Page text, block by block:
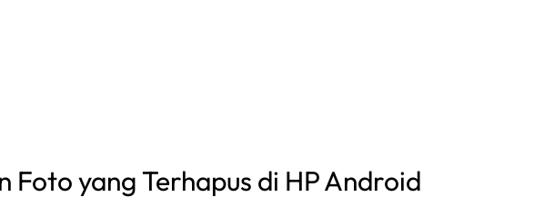
Foto yang Terhapus di HP Android